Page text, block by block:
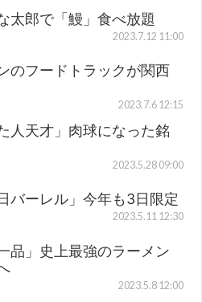
太郎で「鰻」食べ放題
2023.7.12 11:00
のフードトラックが関西
2023.7.6 12:15
人天才」肉球になった銘
2023.5.28 09:00
バーレル」今年も3日限定
2023.5.11 12:30
品」史上最強のラーメン
2023.5.8 12:00